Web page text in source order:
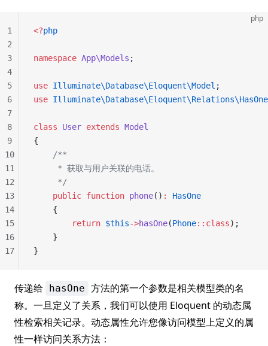
php
<?php
namespace App\Models ;
use Illuminate\Database\Eloquent\Model ;
use Illuminate\Database\Eloquent\Relations\HasOne
class User extends Model
{
    /**
     * 获取与用户关联的电话。
     */
    public
function phone() :
HasOne
    {
        return
$this->hasOne(Phone::class);
    }
}
1
2
3
4
5
6
7
8
9
10
11
12
13
14
15
16
17
传递给 hasOne 方法的第一个参数是相关模型类的名
称。一旦定义了关系，我们可以使用 Eloquent 的动态属
性检索相关记录。动态属性允许您像访问模型上定义的属
性一样访问关系方法：